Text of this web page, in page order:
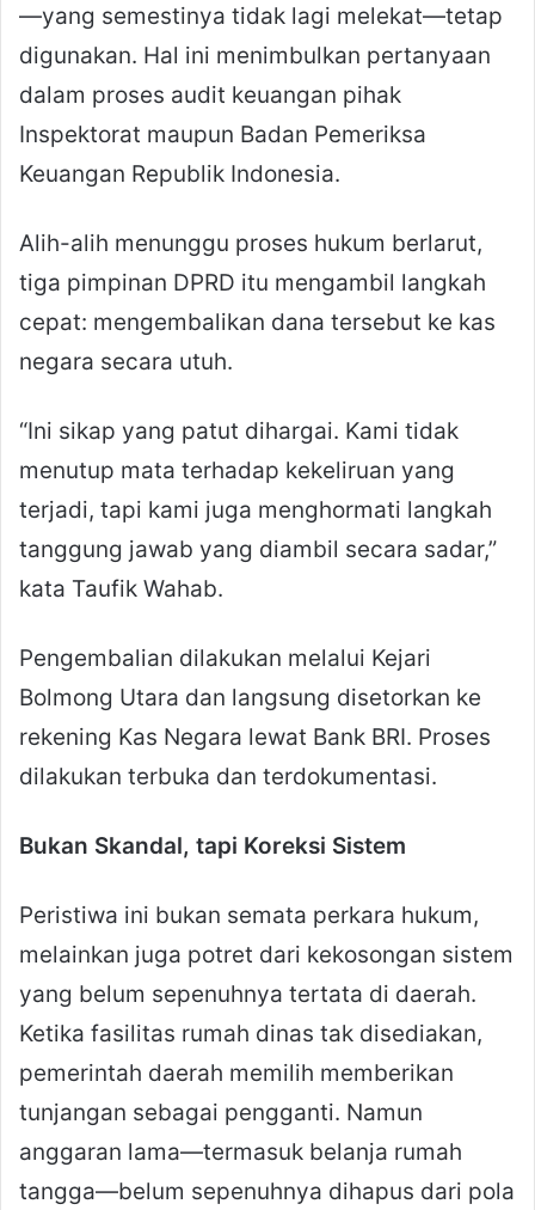
—yang semestinya tidak lagi melekat—tetap
digunakan. Hal ini menimbulkan pertanyaan
dalam proses audit keuangan pihak
Inspektorat maupun Badan Pemeriksa
Keuangan Republik Indonesia.
Alih-alih menunggu proses hukum berlarut,
tiga pimpinan DPRD itu mengambil langkah
cepat: mengembalikan dana tersebut ke kas
negara secara utuh.
“Ini sikap yang patut dihargai. Kami tidak
menutup mata terhadap kekeliruan yang
terjadi, tapi kami juga menghormati langkah
tanggung jawab yang diambil secara sadar,”
kata Taufik Wahab.
Pengembalian dilakukan melalui Kejari
Bolmong Utara dan langsung disetorkan ke
rekening Kas Negara lewat Bank BRI. Proses
dilakukan terbuka dan terdokumentasi.
Bukan Skandal, tapi Koreksi Sistem
Peristiwa ini bukan semata perkara hukum,
melainkan juga potret dari kekosongan sistem
yang belum sepenuhnya tertata di daerah.
Ketika fasilitas rumah dinas tak disediakan,
pemerintah daerah memilih memberikan
tunjangan sebagai pengganti. Namun
anggaran lama—termasuk belanja rumah
tangga—belum sepenuhnya dihapus dari pola